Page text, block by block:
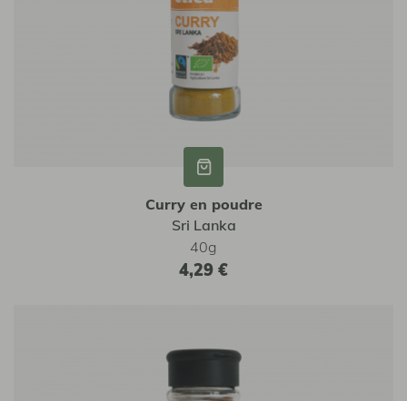
Curry en poudre
Sri Lanka
40g
4,29 €